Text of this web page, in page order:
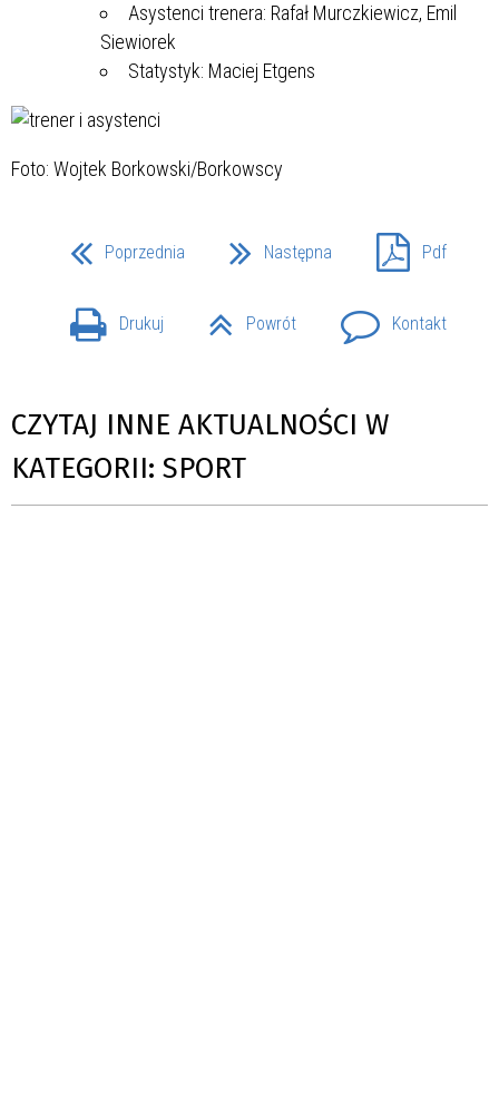
Asystenci trenera: Rafał Murczkiewicz, Emil
Siewiorek
Statystyk: Maciej Etgens
Foto: Wojtek Borkowski/Borkowscy
Poprzednia Następna Pdf
Drukuj Powrót Kontakt
CZYTAJ INNE AKTUALNOŚCI W
KATEGORII: SPORT